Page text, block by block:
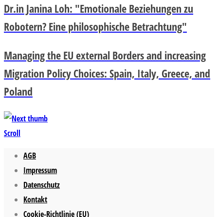
Dr.in Janina Loh: "Emotionale Beziehungen zu
Robotern? Eine philosophische Betrachtung"
Managing the EU external Borders and increasing
Migration Policy Choices: Spain, Italy, Greece, and
Poland
Scroll
AGB
Impressum
Datenschutz
Kontakt
Cookie-Richtlinie (EU)